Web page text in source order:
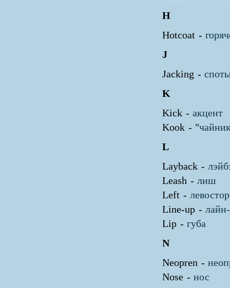
H
Hotcoat -
J
Jacking -
K
Kick -акцент
Kook - "
L
Layback -
Leash -лиш
Left -
Line-up -
Lip -губа
N
Neopren -
Nose -нос